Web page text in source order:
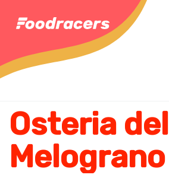
Osteria del
Melograno